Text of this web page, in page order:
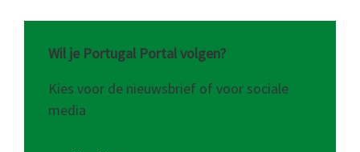
Wil je Portugal Portal volgen?
Kies voor de nieuwsbrief of voor sociale
media